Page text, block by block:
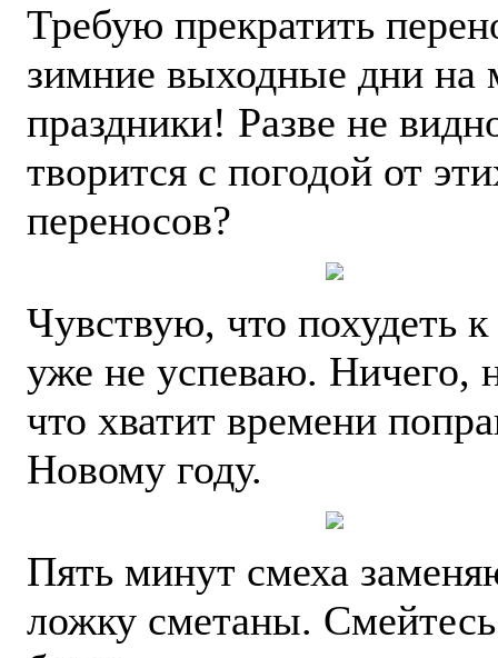
Требую прекратить
зимние выходные дни на
праздники! Разве не
творится с погодой от
переносов?
Чувствую, что похудеть к
уже не успеваю. Ничего,
что хватит времени
Новому году.
Пять минут смеха
ложку сметаны.